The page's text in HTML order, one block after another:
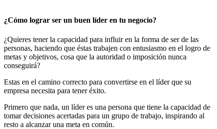
¿Cómo lograr ser un buen líder en tu negocio?
¿Quieres tener la capacidad para influir en la forma de ser de las
personas, haciendo que éstas trabajen con entusiasmo en el logro de
metas y objetivos, cosa que la autoridad o imposición nunca
conseguirá?
Estas en el camino correcto para convertirse en el líder que su
empresa necesita para tener éxito.
Primero que nada, un líder es una persona que tiene la capacidad de
tomar decisiones acertadas para un grupo de trabajo, inspirando al
resto a alcanzar una meta en común.